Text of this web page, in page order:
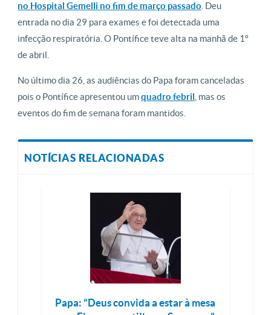
no Hospital Gemelli no fim de março passado . Deu
entrada no dia 29 para exames e foi detectada uma
infecção respiratória. O Pontífice teve alta na manhã de 1º
de abril.
No último dia 26, as audiências do Papa foram canceladas
pois o Pontífice apresentou umquadro febril , mas os
eventos do fim de semana foram mantidos.
NOTÍCIAS RELACIONADAS
Papa: “Deus convida a estar à mesa